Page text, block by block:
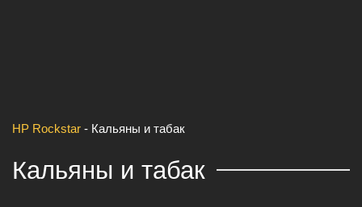
HP Rockstar - Кальяны и табак
Кальяны и табак